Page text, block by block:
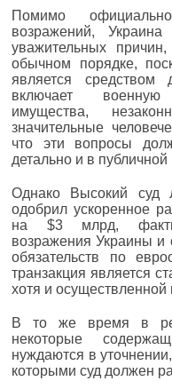
Помимо
возражений,
уважительных
обычном порядке,
является средством
включает
имущества,
значительные
что эти вопросы
детально и в публичной
Однако Высокий суд
одобрил ускоренное
на $3 млрд,
возражения Украины и
обязательств по
транзакция является
хотя и
В то же время в
некоторые
нуждаются в
которыми суд должен